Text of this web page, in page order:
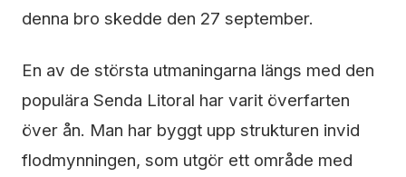
denna bro skedde den 27 september.
En av de största utmaningarna längs med den
populära Senda Litoral har varit överfarten
över ån. Man har byggt upp strukturen invid
flodmynningen, som utgör ett område med